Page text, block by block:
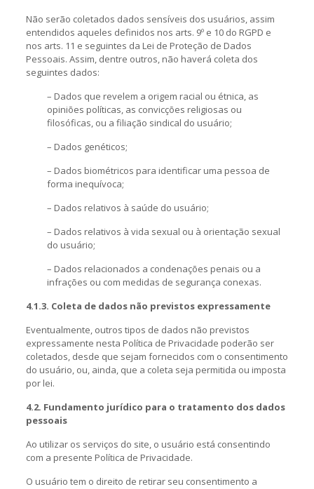
Não serão coletados dados sensíveis dos usuários, assim
entendidos aqueles definidos nos arts. 9º e 10 do RGPD e
nos arts. 11 e seguintes da Lei de Proteção de Dados
Pessoais. Assim, dentre outros, não haverá coleta dos
seguintes dados:
– Dados que revelem a origem racial ou étnica, as
opiniões políticas, as convicções religiosas ou
filosóficas, ou a filiação sindical do usuário;
– Dados genéticos;
– Dados biométricos para identificar uma pessoa de
forma inequívoca;
– Dados relativos à saúde do usuário;
– Dados relativos à vida sexual ou à orientação sexual
do usuário;
– Dados relacionados a condenações penais ou a
infrações ou com medidas de segurança conexas.
4.1.3. Coleta de dados não previstos expressamente
Eventualmente, outros tipos de dados não previstos
expressamente nesta Política de Privacidade poderão ser
coletados, desde que sejam fornecidos com o consentimento
do usuário, ou, ainda, que a coleta seja permitida ou imposta
por lei.
4.2. Fundamento jurídico para o tratamento dos dados
pessoais
Ao utilizar os serviços do site, o usuário está consentindo
com a presente Política de Privacidade.
O usuário tem o direito de retirar seu consentimento a